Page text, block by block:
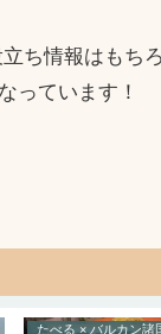
ち情報はもちろ
っています！
とらべる × ジョージ